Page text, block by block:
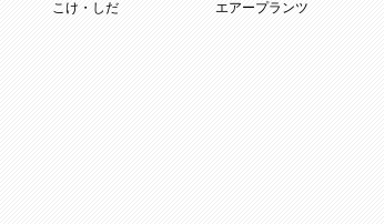
こけ・しだ エアープランツ